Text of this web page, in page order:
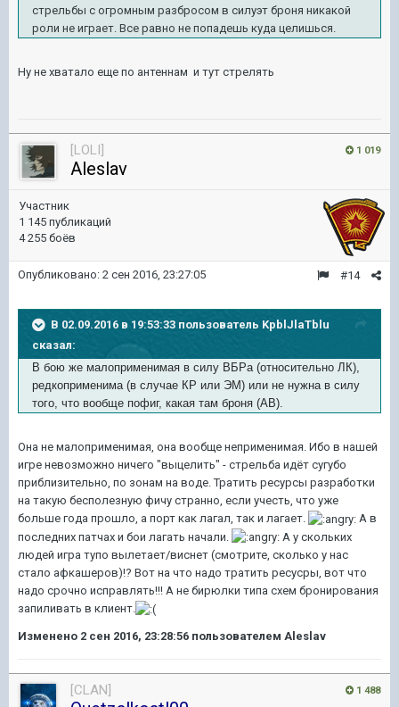
стрельбы с огромным разбросом в силуэт броня никакой
роли не играет. Все равно не попадешь куда целишься.
Ну не хватало еще по антеннам и тут стрелять
1 019
[LOLI]
Aleslav
Участник
1 145 публикаций
4 255 боёв
#14
Опубликовано: 2 сен 2016, 23:27:05
В 02.09.2016 в 19:53:33 пользователь KpblJlaTblu
сказал:
В бою же малоприменимая в силу ВБРа (относительно ЛК),
редкоприменима (в случае КР или ЭМ) или не нужна в силу
того, что вообще пофиг, какая там броня (АВ).
Она не малоприменимая, она вообще неприменимая. Ибо в нашей
игре невозможно ничего "выцелить" - стрельба идёт сугубо
приблизительно, по зонам на воде. Тратить ресурсы разработки
на такую бесполезную фичу странно, если учесть, что уже
больше года прошло, а порт как лагал, так и лагает.
А в
последних патчах и бои лагать начали.
А у скольких
людей игра тупо вылетает/виснет (смотрите, сколько у нас
стало афкашеров)!? Вот на что надо тратить ресусры, вот что
надо срочно исправлять!!! А не бирюлки типа схем бронирования
запиливать в клиент.
Изменено 2 сен 2016, 23:28:56 пользователем Aleslav
1 488
[CLAN]